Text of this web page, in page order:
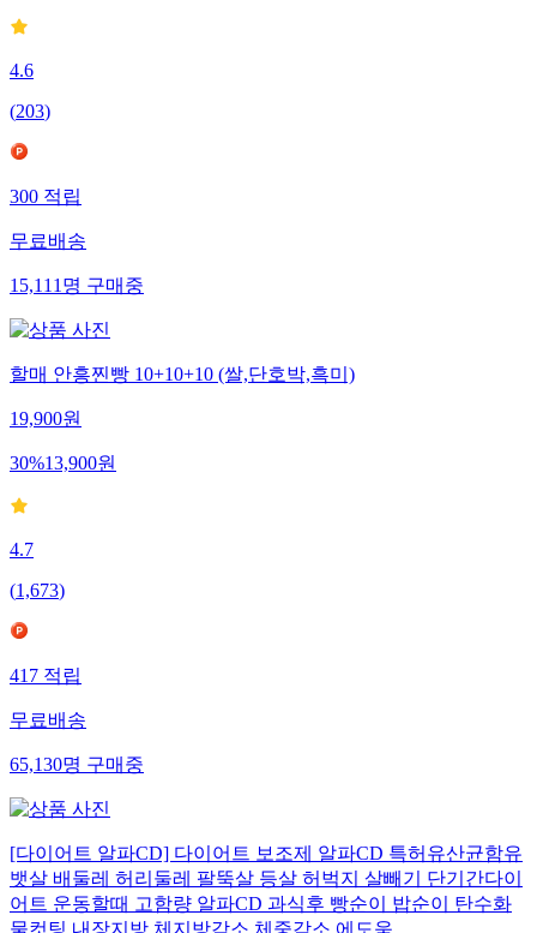
4.6
(203)
300적립
무료배송
15,111명구매중
할매 안흥찐빵 10+10+10 (쌀,단호박,흑미)
19,900원
30%13,900원
4.7
(1,673)
417적립
무료배송
65,130명구매중
[다이어트 알파CD] 다이어트 보조제 알파CD 특허유산균함유
뱃살 배둘레 허리둘레 팔뚝살 등살 허벅지 살빼기 단기간다이
어트 운동할때 고함량 알파CD 과식후 빵순이 밥순이 탄수화